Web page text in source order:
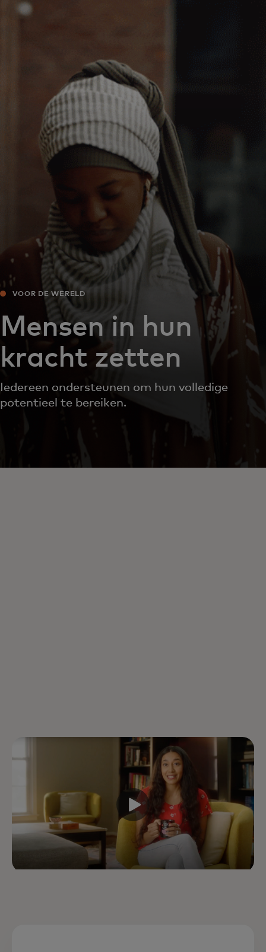
Voor jou
Voor de wereld
Voor vernieuwers
Nieuws en trends
VOOR DE WERELD
Mensen in hun
kracht zetten
Iedereen ondersteunen om hun volledige
potentieel te bereiken.